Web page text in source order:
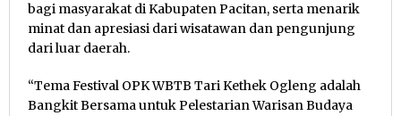
bagi masyarakat di Kabupaten Pacitan, serta menarik
minat dan apresiasi dari wisatawan dan pengunjung
dari luar daerah.
“Tema Festival OPK WBTB Tari Kethek Ogleng adalah
Bangkit Bersama untuk Pelestarian Warisan Budaya